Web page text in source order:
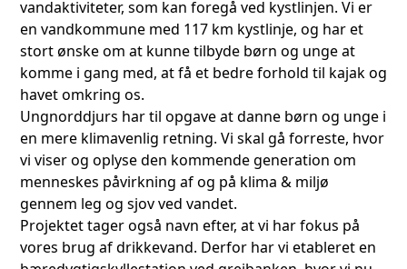
vandaktiviteter, som kan foregå ved kystlinjen. Vi er
en vandkommune med 117 km kystlinje, og har et
stort ønske om at kunne tilbyde børn og unge at
komme i gang med, at få et bedre forhold til kajak og
havet omkring os.
Ungnorddjurs har til opgave at danne børn og unge i
en mere klimavenlig retning. Vi skal gå forreste, hvor
vi viser og oplyse den kommende generation om
menneskes påvirkning af og på klima & miljø
gennem leg og sjov ved vandet.
Projektet tager også navn efter, at vi har fokus på
vores brug af drikkevand. Derfor har vi etableret en